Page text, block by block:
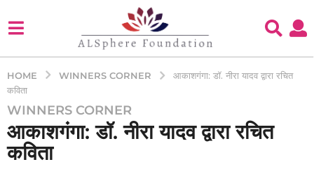
HOME WINNERS CORNER
आकाशगंगा: डॉ. नीरा यादव द्वारा रचित
कविता
2
y
e
a
WINNERS CORNER
आकाशगंगा: डॉ. नीरा यादव द्वारा रचित
कविता